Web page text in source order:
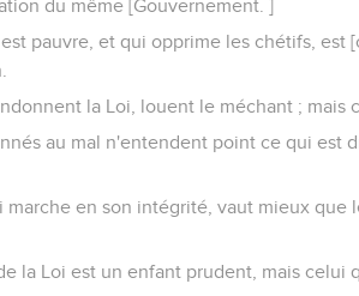
du même [Gouvernement. ]
pauvre, et qui opprime les chétifs, est
la Loi, louent le méchant ; mais
au mal n'entendent point ce qui est
marche en son intégrité, vaut mieux que
la Loi est un enfant prudent, mais celui